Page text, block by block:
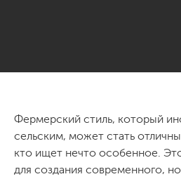
Фермерский стиль, который
сельским, может стать
кто ищет нечто особенное.
для создания современного,